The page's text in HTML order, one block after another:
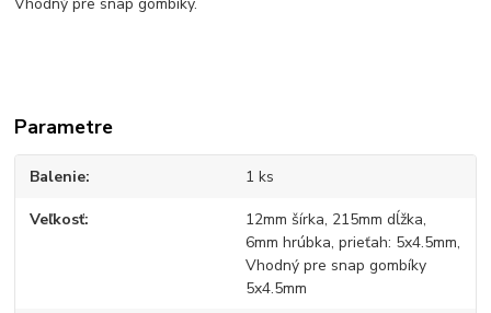
Vhodný pre snap gombíky.
Parametre
Balenie 1 ks
Veľkosť
12mm šírka, 215mm dĺžka,
6mm hrúbka, prieťah: 5x4.5mm,
Vhodný pre snap gombíky
5x4.5mm